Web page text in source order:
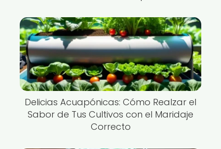
Delicias Acuapónicas: Cómo Realzar el
Sabor de Tus Cultivos con el Maridaje
Correcto